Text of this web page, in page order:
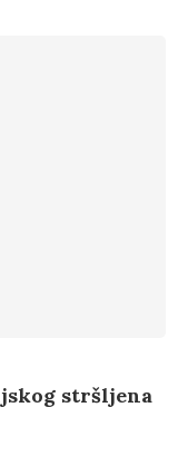
stršljena